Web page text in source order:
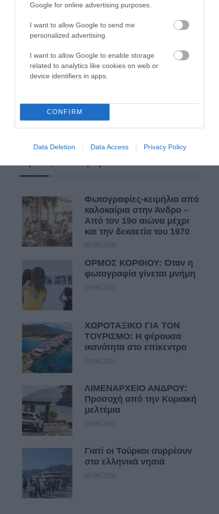
Google for online advertising purposes.
I want to allow Google to send me
personalized advertising.
I want to allow Google to enable storage
related to analytics like cookies on web or
device identifiers in apps.
CONFIRM
Data Deletion Data Access Privacy Policy
ΟΡΜΟΣ ΚΟΡΘΙΟΥ: Όταν η φωτογραφία γίνεται μνήμη
Φωτογραφίες-κειμήλια από καλοκαίρια στην Άνδρο –
Από τον 19ο αιώνα μέχρι και την δεκαετία του 1970
ΤΟ ΜΕΓΑΛΥΤΕΡΟ ΠΑΝΗΓΥΡΙ ΤΗΣ ΑΝΔΡΟΥ: Του
ΕΚΔΗΛΩΣΕΙΣ ΤΩΝ ΗΜΕΡΩΝ: Παγοποιείο
Μαντζαβελάκη & Καΐρειος Βιβλιοθήκη
Φωτογραφίες-κειμήλια από
καλοκαίρια στην Άνδρο –
Από τον 19ο αιώνα μέχρι
και την δεκαετία του 1970
08/08/2026
ΟΡΜΟΣ ΚΟΡΘΙΟΥ: Όταν η
φωτογραφία γίνεται μνήμη
08/08/2026
ΧΩΡΟΤΑΞΙΚΟ ΓΙΑ ΤΟΝ
ΤΟΥΡΙΣΜΟ: Η φέρουσα
ικανότητα στο επίκεντρο
08/08/2026
ΛΙΜΕΝΑΡΧΕΙΟ ΑΝΔΡΟΥ:
Προσοχή από την Κυριακή
μελτέμια
08/08/2026
Γιατί οι Τούρκοι συρρέουν
στα ελληνικά νησιά
08/08/2026